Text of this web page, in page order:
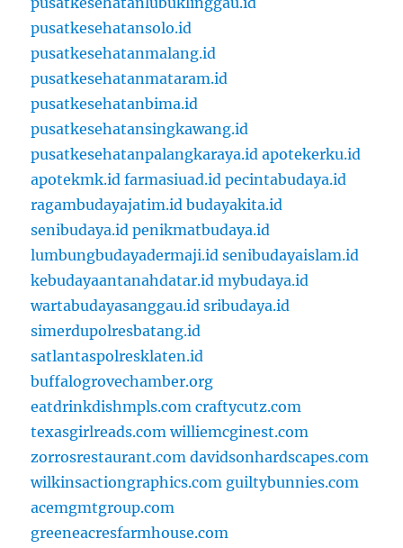
pusatkesehatansolo.id
pusatkesehatanmalang.id
pusatkesehatanmataram.id
pusatkesehatanbima.id
pusatkesehatansingkawang.id
pusatkesehatanpalangkaraya.id apotekerku.id
apotekmk.id farmasiuad.id pecintabudaya.id
ragambudayajatim.id budayakita.id
senibudaya.id penikmatbudaya.id
lumbungbudayadermaji.id senibudayaislam.id
kebudayaantanahdatar.id mybudaya.id
wartabudayasanggau.id sribudaya.id
simerdupolresbatang.id
satlantaspolresklaten.id
buffalogrovechamber.org
eatdrinkdishmpls.com craftycutz.com
texasgirlreads.com williemcginest.com
zorrosrestaurant.com davidsonhardscapes.com
wilkinsactiongraphics.com guiltybunnies.com
acemgmtgroup.com
greeneacresfarmhouse.com